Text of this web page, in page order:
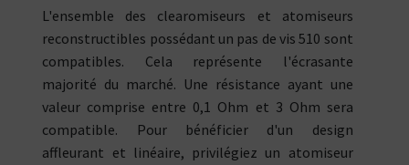
L'ensemble des clearomiseurs et atomiseurs
reconstructibles possédant un pas de vis 510 sont
compatibles. Cela représente l'écrasante
majorité du marché. Une résistance ayant une
valeur comprise entre 0,1 Ohm et 3 Ohm sera
compatible. Pour bénéficier d'un design
affleurant et linéaire, privilégiez un atomiseur